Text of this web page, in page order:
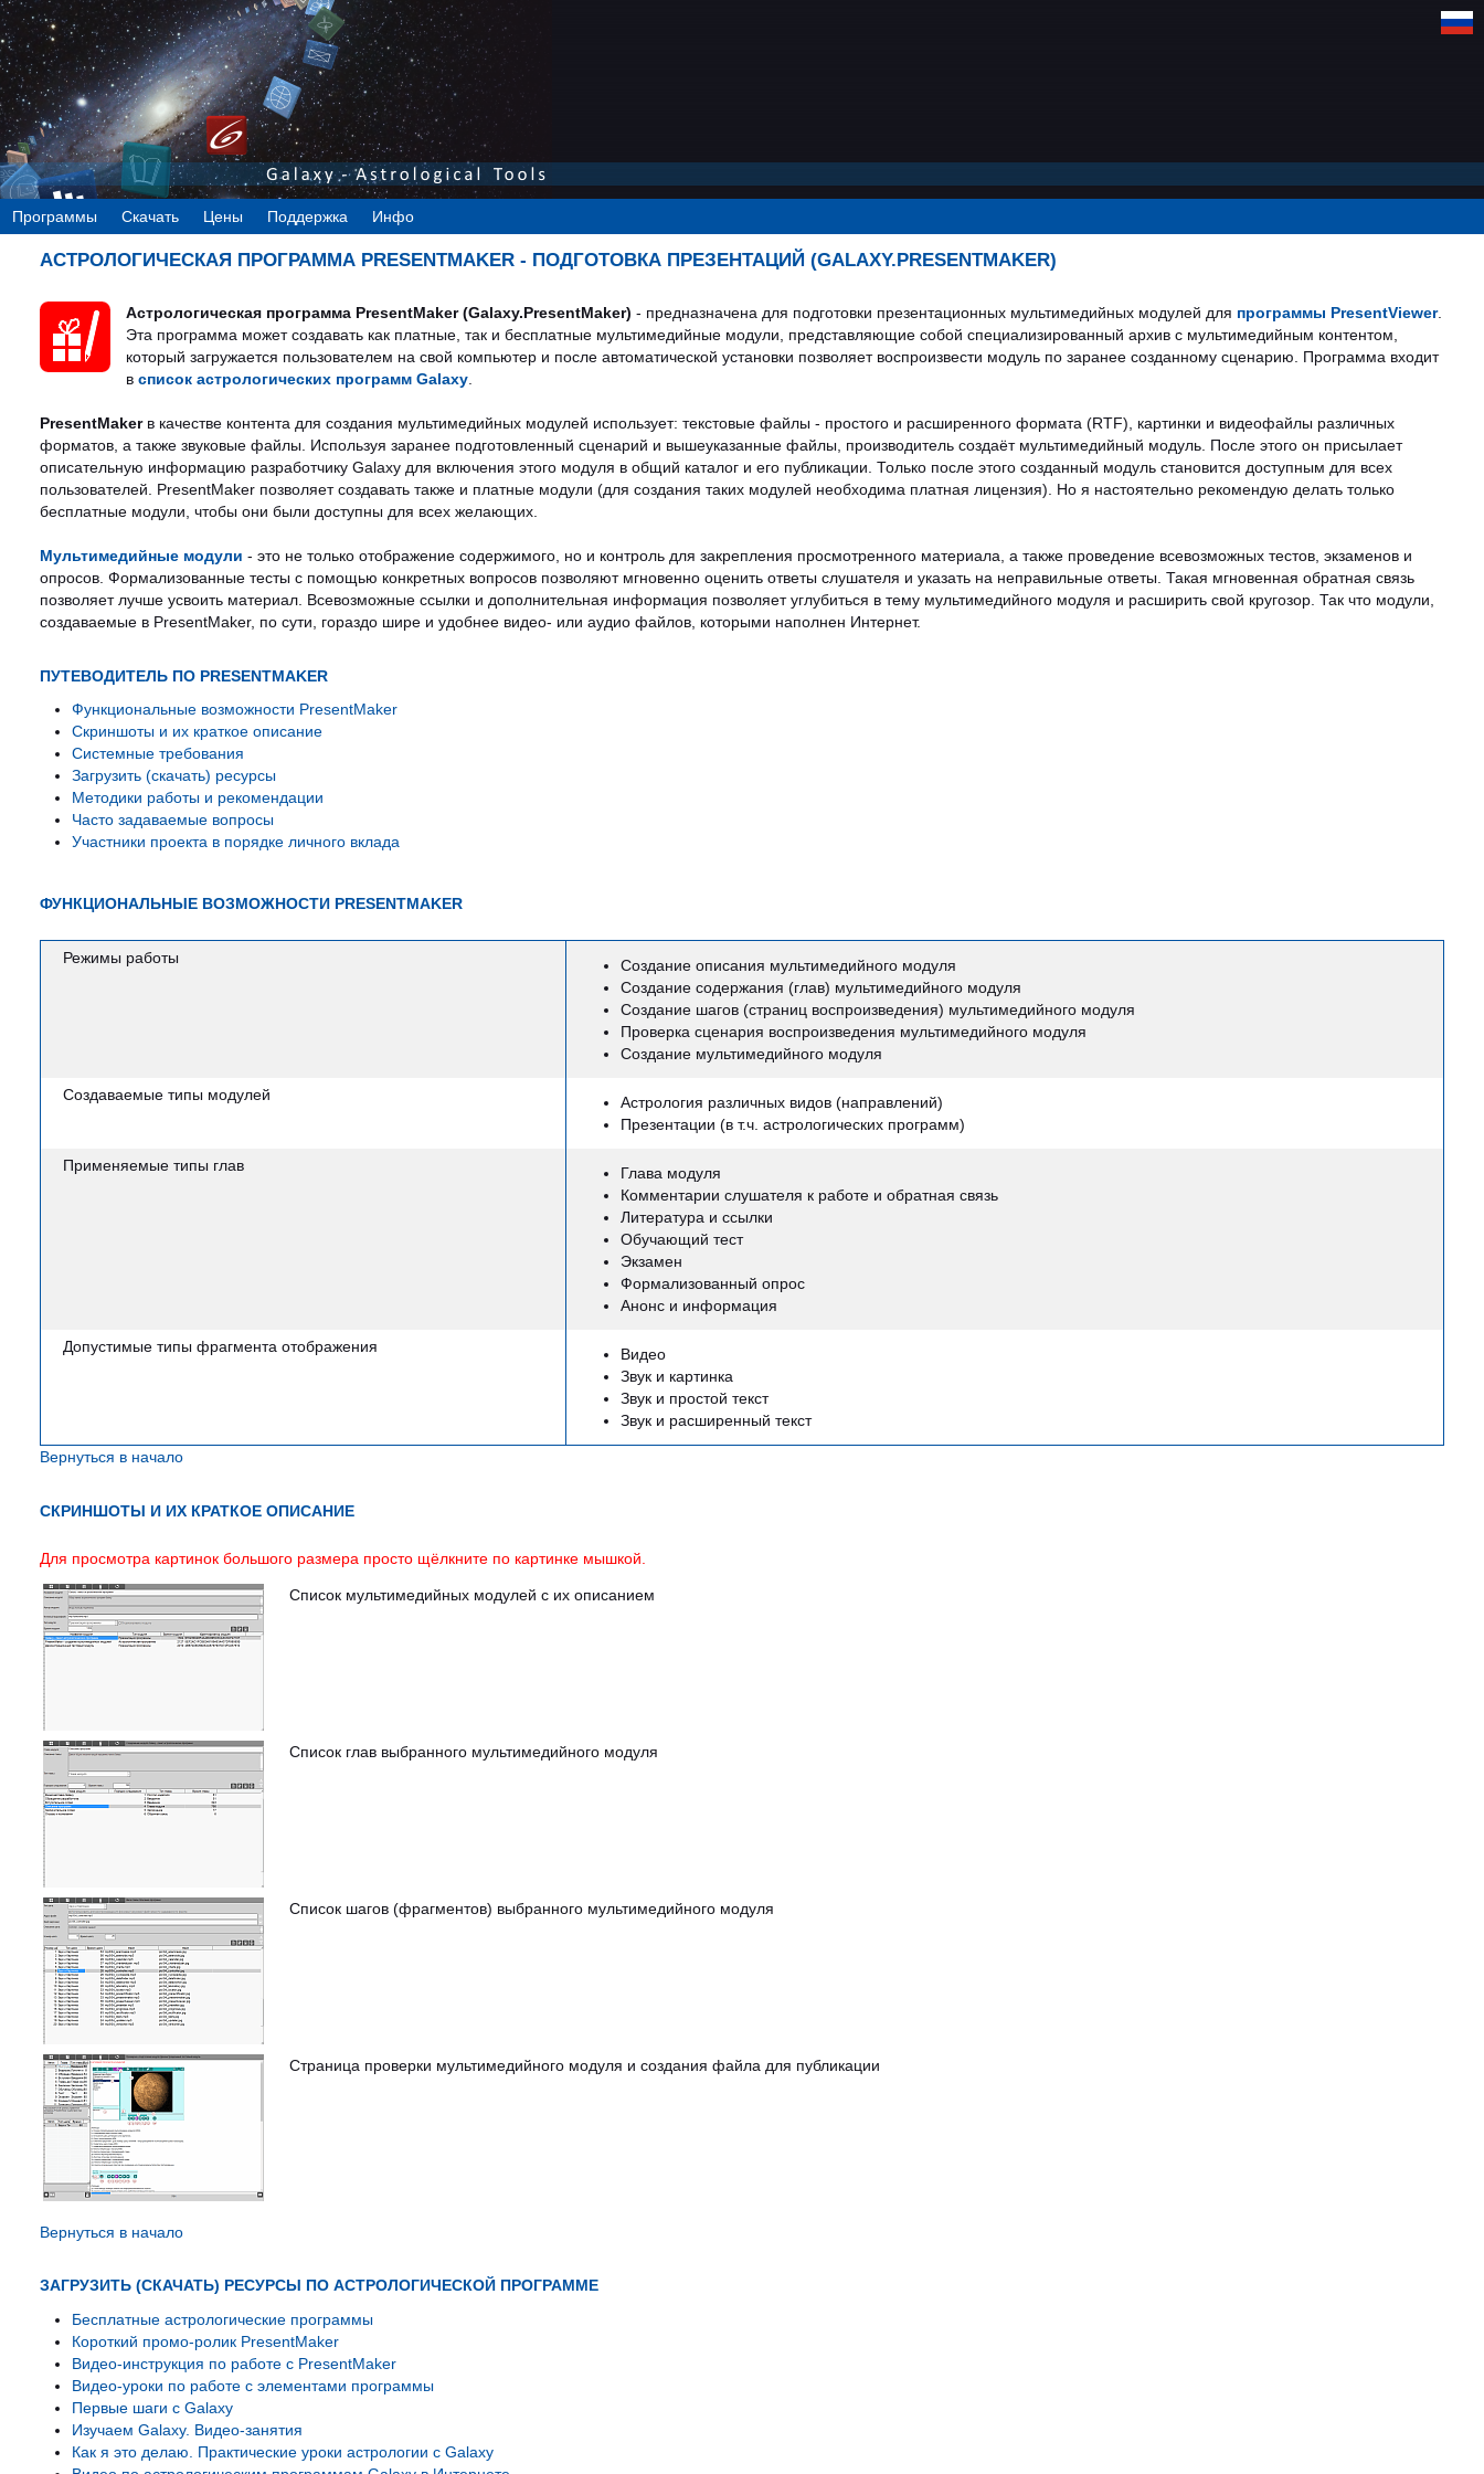
АСТРОЛОГИЧЕСКАЯ ПРОГРАММА PRESENTMAKER - ПОДГОТОВКА ПРЕЗЕНТАЦИЙ (GALAXY.PRESENTMAKER)
Астрологическая программа PresentMaker (Galaxy.PresentMaker) - предназначена для подготовки презентационных мультимедийных модулей для программы PresentViewer.
Эта программа может создавать как платные, так и бесплатные мультимедийные модули, представляющие собой специализированный архив с мультимедийным контентом,
который загружается пользователем на свой компьютер и после автоматической установки позволяет воспроизвести модуль по заранее созданному сценарию. Программа входит
всписок астрологических программ Galaxy.
PresentMakerв качестве контента для создания мультимедийных модулей использует: текстовые файлы - простого и расширенного формата (RTF), картинки и видеофайлы различных
форматов, а также звуковые файлы. Используя заранее подготовленный сценарий и вышеуказанные файлы, производитель создаёт мультимедийный модуль. После этого он присылает
описательную информацию разработчику Galaxy для включения этого модуля в общий каталог и его публикации. Только после этого созданный модуль становится доступным для всех
пользователей. PresentMaker позволяет создавать также и платные модули (для создания таких модулей необходима платная лицензия). Но я настоятельно рекомендую делать только
бесплатные модули, чтобы они были доступны для всех желающих.
Мультимедийные модули - это не только отображение содержимого, но и контроль для закрепления просмотренного материала, а также проведение всевозможных тестов, экзаменов и
опросов. Формализованные тесты с помощью конкретных вопросов позволяют мгновенно оценить ответы слушателя и указать на неправильные ответы. Такая мгновенная обратная связь
позволяет лучше усвоить материал. Всевозможные ссылки и дополнительная информация позволяет углубиться в тему мультимедийного модуля и расширить свой кругозор. Так что модули,
создаваемые в PresentMaker, по сути, гораздо шире и удобнее видео- или аудио файлов, которыми наполнен Интернет.
ПУТЕВОДИТЕЛЬ ПО PRESENTMAKER
Функциональные возможности PresentMaker
Скриншоты и их краткое описание
Системные требования
Загрузить (скачать) ресурсы
Методики работы и рекомендации
Часто задаваемые вопросы
Участники проекта в порядке личного вклада
ФУНКЦИОНАЛЬНЫЕ ВОЗМОЖНОСТИ PRESENTMAKER
Режимы работы
Создание описания мультимедийного модуля
Создание содержания (глав) мультимедийного модуля
Создание шагов (страниц воспроизведения) мультимедийного модуля
Проверка сценария воспроизведения мультимедийного модуля
Создание мультимедийного модуля
Создаваемые типы модулей
Астрология различных видов (направлений)
Презентации (в т.ч. астрологических программ)
Применяемые типы глав
Глава модуля
Комментарии слушателя к работе и обратная связь
Литература и ссылки
Обучающий тест
Экзамен
Формализованный опрос
Анонс и информация
Допустимые типы фрагмента отображения
Видео
Звук и картинка
Звук и простой текст
Звук и расширенный текст
Вернуться в начало
СКРИНШОТЫ И ИХ КРАТКОЕ ОПИСАНИЕ
Для просмотра картинок большого размера просто щёлкните по картинке мышкой.
Список мультимедийных модулей с их описанием
Список глав выбранного мультимедийного модуля
Список шагов (фрагментов) выбранного мультимедийного модуля
Страница проверки мультимедийного модуля и создания файла для публикации
Вернуться в начало
ЗАГРУЗИТЬ (СКАЧАТЬ) РЕСУРСЫ ПО АСТРОЛОГИЧЕСКОЙ ПРОГРАММЕ
Бесплатные астрологические программы
Короткий промо-ролик PresentMaker
Видео-инструкция по работе с PresentMaker
Видео-уроки по работе с элементами программы
Первые шаги с Galaxy
Изучаем Galaxy. Видео-занятия
Как я это делаю. Практические уроки астрологии с Galaxy
Программы Скачать Цены Поддержка Инфо